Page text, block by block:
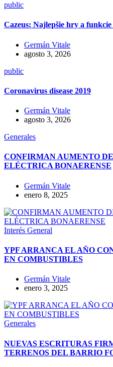
public
Cazeus: Najlepšie hry a
Germán Vitale
agosto 3, 2026
public
Coronavirus disease 2019
Germán Vitale
agosto 3, 2026
Generales
CONFIRMAN AUMENTO
ELÉCTRICA BONAERENSE
Germán Vitale
enero 8, 2025
Interés General
YPF ARRANCA EL AÑO
EN COMBUSTIBLES
Germán Vitale
enero 3, 2025
Generales
NUEVAS ESCRITURAS
TERRENOS DEL BARRIO